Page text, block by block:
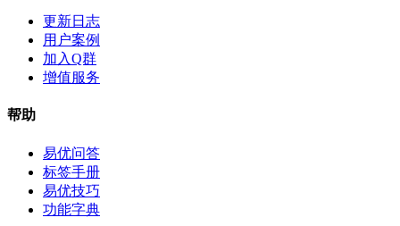
更新日志
用户案例
加入Q群
增值服务
帮助
易优问答
标签手册
易优技巧
功能字典